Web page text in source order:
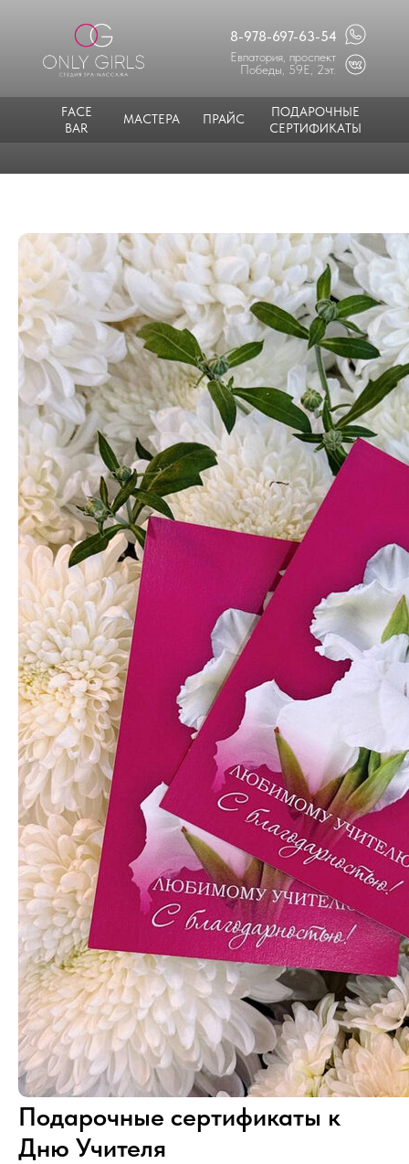
FACE
BAR
МАСТЕРА ПРАЙС
ПОДАРОЧНЫЕ
СЕРТИФИКАТЫ
8-978-697-63-54
Евпатория, проспект
Победы, 59Е, 2эт.
Подарочные сертификаты к
Дню Учителя